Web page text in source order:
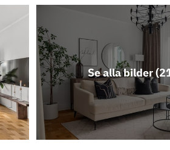
Se alla bilder (